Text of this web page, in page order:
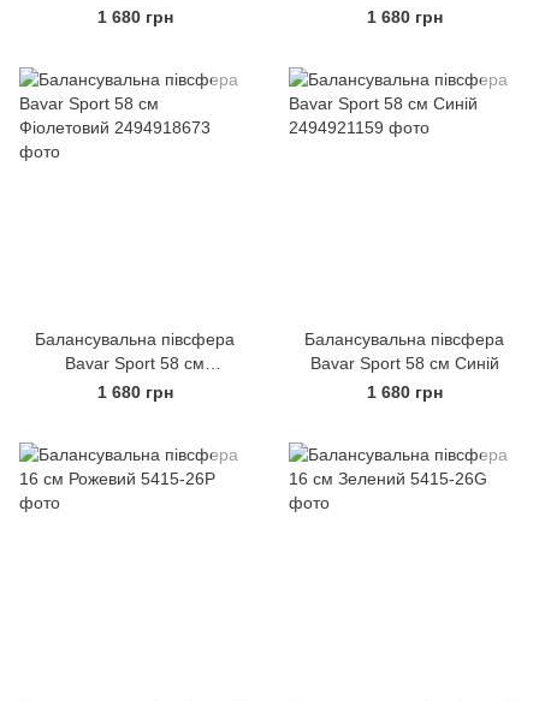
1 680 грн
1 680 грн
Балансувальна півсфера
Bavar Sport 58 см
Фіолетовий
1 680 грн
Балансувальна півсфера
Bavar Sport 58 см Синій
1 680 грн